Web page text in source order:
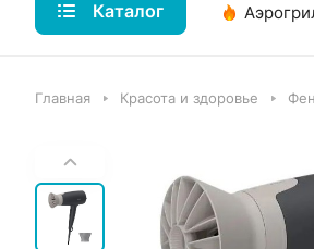
Каталог
Главная Красота и здоровье